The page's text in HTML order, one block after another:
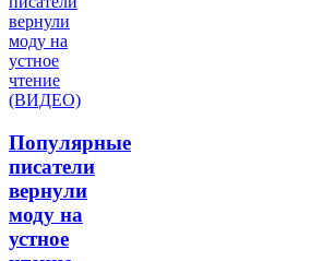
Популярные
писатели
вернули
моду на
устное